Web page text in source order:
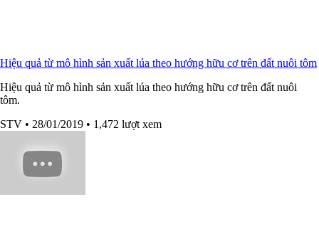
Hiệu quả từ mô hình sản xuất lúa theo hướng hữu cơ trên đất nuôi tôm
Hiệu quả từ mô hình sản xuất lúa theo hướng hữu cơ trên đất nuôi
tôm.
STV • 28/01/2019 • 1,472 lượt xem